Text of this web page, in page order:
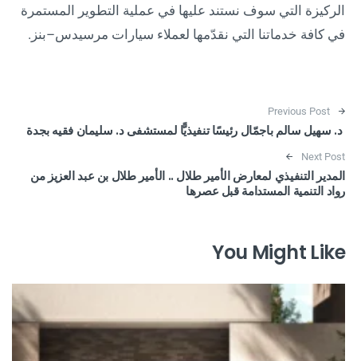
الركيزة التي سوف نستند عليها في عملية التطوير المستمرة
في كافة خدماتنا التي نقدّمها لعملاء سيارات مرسيدس–بنز.
Post navigation
Previous Post
د. سهيل سالم باجمّال رئيسًا تنفيذيًّا لمستشفى د. سليمان فقيه بجدة
Next Post
المدير التنفيذي لمعارض الأمير طلال .. الأمير طلال بن عبد العزيز من
رواد التنمية المستدامة قبل عصرها
You Might Like